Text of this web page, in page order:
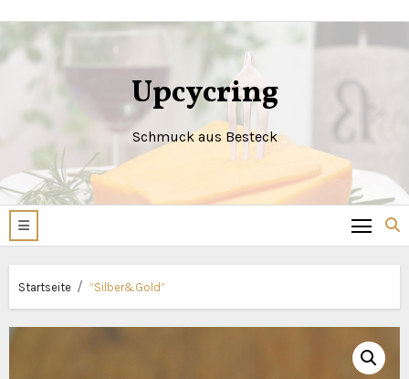
Inhalt
springen
Upcycring
Schmuck aus Besteck
Startseite “Silber&Gold”